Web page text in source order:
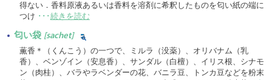
得ない．香料原液あるいは香料を溶剤に希釈したものを匂い紙の端に
つけ ･･･ 続きを読む
匂い袋 [sachet]
薫香＊（くんこう）の一つで、ミルラ（没薬）、オリバナム（乳
香）、ベンゾイン（安息香）、サンダル（白檀）、イリス根、シナモ
ン（肉桂）、バラやラベンダーの花、バニラ豆、トンカ豆などを粉末